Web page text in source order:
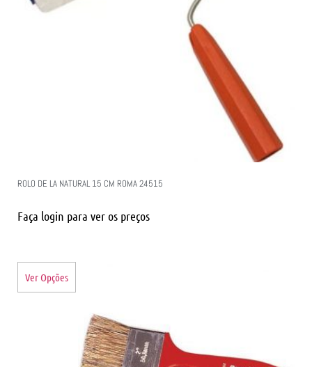
ROLO DE LA NATURAL 15 CM ROMA 24515
Faça login para ver os preços
Ver Opções